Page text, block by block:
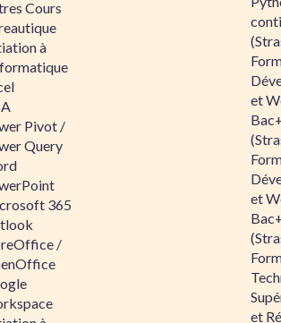
Cours
à
Pivot /
Query
365
/
et
et
et